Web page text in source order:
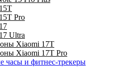
Pro
Ultra
Xiaomi 17Т
Xiaomi 17Т Pro
часы и фитнес-трекеры